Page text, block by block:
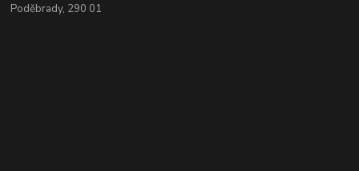
Poděbrady, 290 01